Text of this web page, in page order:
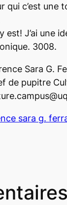
qui c’est une
est! J’ai une
3008.
Sara G.
de pupitre
sara g.